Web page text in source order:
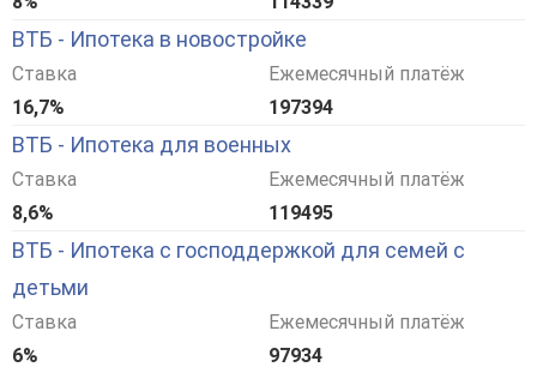
ВТБ - Ипотека в новостройке
Ставка
16,7%
Ежемесячный платёж
197394
ВТБ - Ипотека для военных
Ставка
8,6%
Ежемесячный платёж
119495
ВТБ - Ипотека с господдержкой для семей с
детьми
Ставка
6%
Ежемесячный платёж
97934